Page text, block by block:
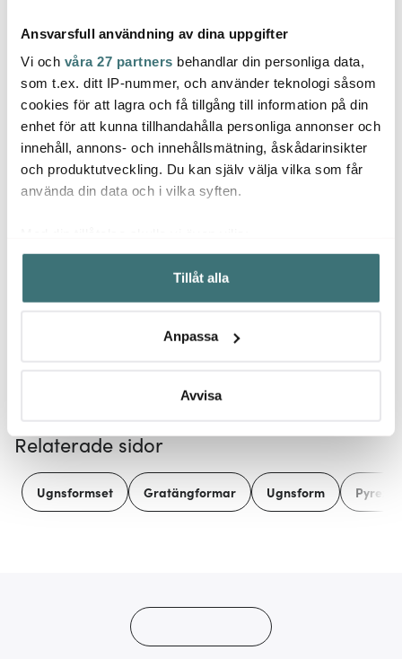
Ansvarsfull användning av dina uppgifter
Vi och våra 27 partners behandlar din personliga data,
som t.ex. ditt IP-nummer, och använder teknologi såsom
cookies för att lagra och få tillgång till information på din
enhet för att kunna tillhandahålla personliga annonser och
innehåll, annons- och innehållsmätning, åskådarinsikter
och produktutveckling. Du kan själv välja vilka som får
använda din data och i vilka syften.
Samla in information om din geografiska plats som
kan ha en noggrannhet på upp till flera meter
Identifiera din enhet genom att aktivt skanna den för
Ta reda på mer om hur dina personliga uppgifter
Du kan ändra eller dra tillbaka ditt samtycke när som
Vi använder cookies för att innehållet och annonserna
ska anpassas efter det som vi tror att du tycker om. Det
gör också att vi kan analysera vår trafik och göra
Tillåt alla
Anpassa
Avvisa
Rörstrand
Mon Amie rektangulär
skål 21 cm blå/vit
565 kr
Dorre
Cookie Muffinsform 6-
pack Silikon
99 kr
Tefal
Låt dig inspireras av våra kunder
Relaterade sidor
Ugnsformset Gratängformar Ugnsform Pyrex